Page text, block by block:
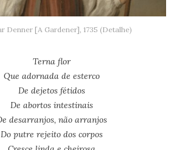
Denner [A Gardener], 1735 (Detalhe)
Terna flor
Que adornada de esterco
De dejetos fétidos
De abortos intestinais
desarranjos, não arranjos
Do putre rejeito dos corpos